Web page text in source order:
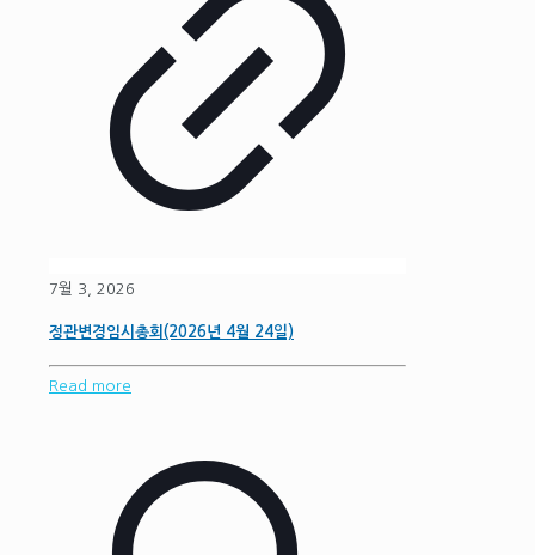
7월 3, 2026
정관변경임시총회(2026년 4월 24일)
Read more